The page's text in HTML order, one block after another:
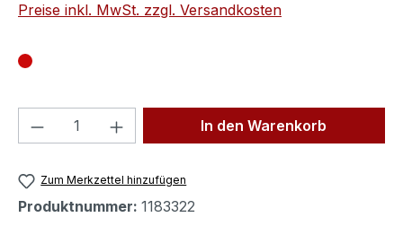
Preise inkl. MwSt. zzgl. Versandkosten
Produkt Anzahl: Gib denIn den Warenkorb
Zum Merkzettel hinzufügen
Produktnummer: 1183322